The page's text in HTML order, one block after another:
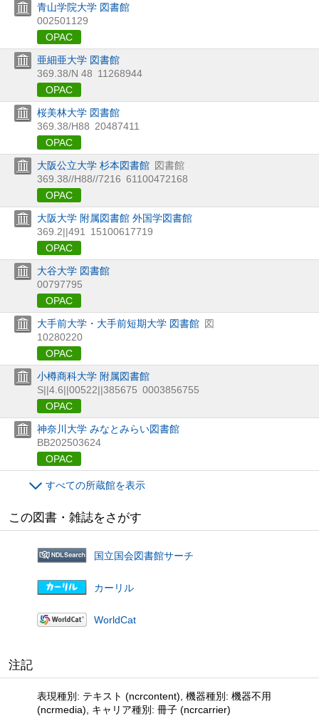
青山学院大学 図書館
002501129
OPAC
亜細亜大学 図書館
369.38/N 48 11268944
OPAC
桜美林大学 図書館
369.38/H88 20487411
OPAC
大阪公立大学 杉本図書館 図書館
369.38//H88//7216 61100472168
OPAC
大阪大学 附属図書館 外国学図書館
369.2||491
15100617719
OPAC
大谷大学 図書館
00797795
OPAC
大手前大学・大手前短期大学 図書館 図
10280220
OPAC
小樽商科大学 附属図書館
S||4.6||00522||385675 0003856755
OPAC
神奈川大学 みなとみらい図書館
BB202503624
OPAC
すべての所蔵館を表示
この図書・雑誌をさがす
国立国会図書館サーチ
カーリル
WorldCat
注記
表現種別: テキスト (ncrcontent), 機器種別: 機器不用
(ncrmedia), キャリア種別: 冊子 (ncrcarrier)